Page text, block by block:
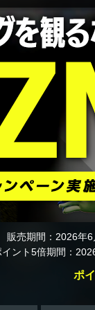
販売期間：2026年
イント5倍期間：
ポ